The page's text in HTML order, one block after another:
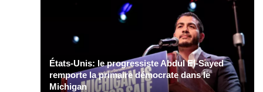
États-Unis: le progressiste Abdul El-Sayed
remporte la primaire démocrate dans le
Michigan